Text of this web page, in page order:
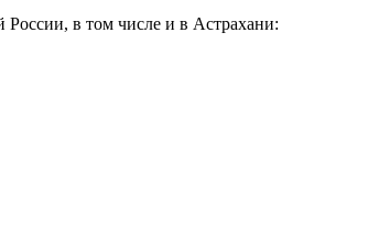
в том числе и в Астрахани: